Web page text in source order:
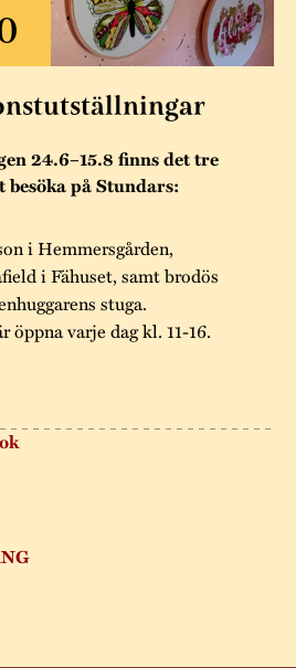
Tillgänglighet
Kontakta oss
Kalas på Stundars
Stundars teater
Jarl Hemmer
Byggnadsvård
Rödmyllan
Museipedagogik
Hantverk
Projekt
Stugornas Stundars
Museisamlingarna
Stundarsvänner
Marknader
Årsberättelser
Årets Gunnar
Stundars
registerbeskrivning
24.6–15.8 finns det tre
på Stundars:
i Hemmersgården,
i Fähuset, samt brodös
stuga.
varje dag kl. 11-16.